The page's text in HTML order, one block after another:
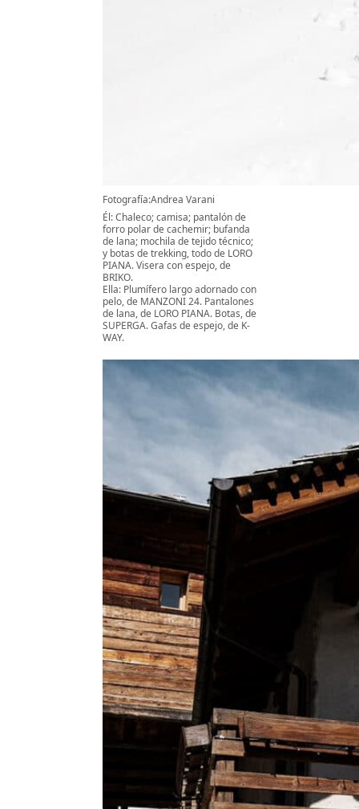
Fotografía:Andrea Varani
Él: Chaleco; camisa; pantalón de
forro polar de cachemir; bufanda
de lana; mochila de tejido técnico;
y botas de trekking, todo de LORO
PIANA. Visera con espejo, de
BRIKO.
Ella: Plumífero largo adornado con
pelo, de MANZONI 24. Pantalones
de lana, de LORO PIANA. Botas, de
SUPERGA. Gafas de espejo, de K-
WAY.